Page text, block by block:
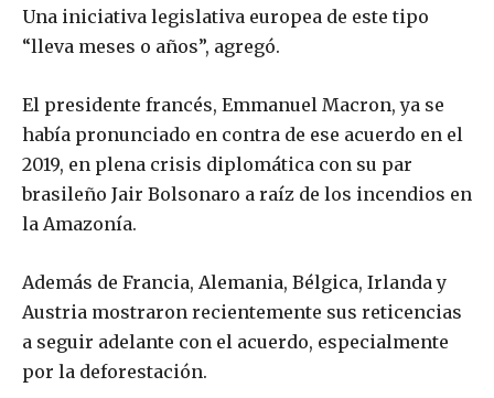
Una iniciativa legislativa europea de este tipo
“lleva meses o años”, agregó.
El presidente francés, Emmanuel Macron, ya se
había pronunciado en contra de ese acuerdo en el
2019, en plena crisis diplomática con su par
brasileño Jair Bolsonaro a raíz de los incendios en
la Amazonía.
Además de Francia, Alemania, Bélgica, Irlanda y
Austria mostraron recientemente sus reticencias
a seguir adelante con el acuerdo, especialmente
por la deforestación.